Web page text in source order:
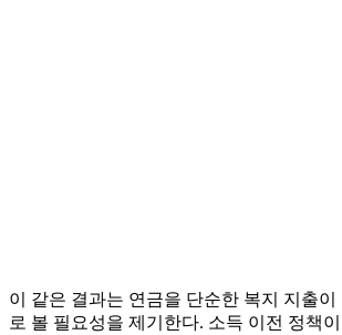
이 같은 결과는 연금을 단순한 복지 지출이
로 볼 필요성을 제기한다. 소득 이전 정책